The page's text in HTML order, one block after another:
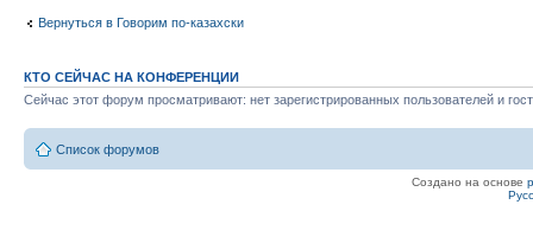
Вернуться в Говорим по-казахски
КТО СЕЙЧАС НА КОНФЕРЕНЦИИ
Сейчас этот форум просматривают: нет зарегистрированных пользователей и
Список форумов
Создано на основе